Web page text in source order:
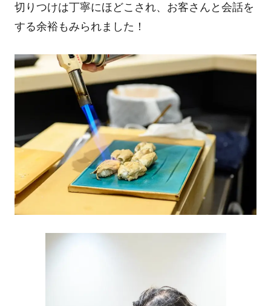
切りつけは丁寧にほどこされ、お客さんと会話を
する余裕もみられました！